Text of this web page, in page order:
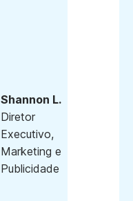
Shannon L.
Diretor
Executivo,
Marketing e
Publicidade